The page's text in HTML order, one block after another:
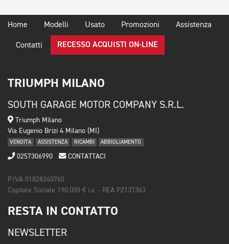
Home Modelli Usato Promozioni Assistenza
Contatti RECESSO ACQUISTI ON-LINE
TRIUMPH MILANO
SOUTH GARAGE MOTOR COMPANY S.R.L.
Triumph Milano
Via Eugenio Brizi 4 Milano (MI)
VENDITA ASSISTENZA RICAMBI ABBIGLIAMENTO
0257306990 CONTATTACI
P.IVA 01828240760
Capitale Sociale 190.000 € i.v. - REA PZ137363
RESTA IN CONTATTO
NEWSLETTER